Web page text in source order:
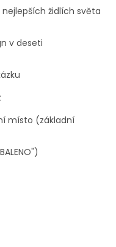
židlích světa
v deseti
místo (základní